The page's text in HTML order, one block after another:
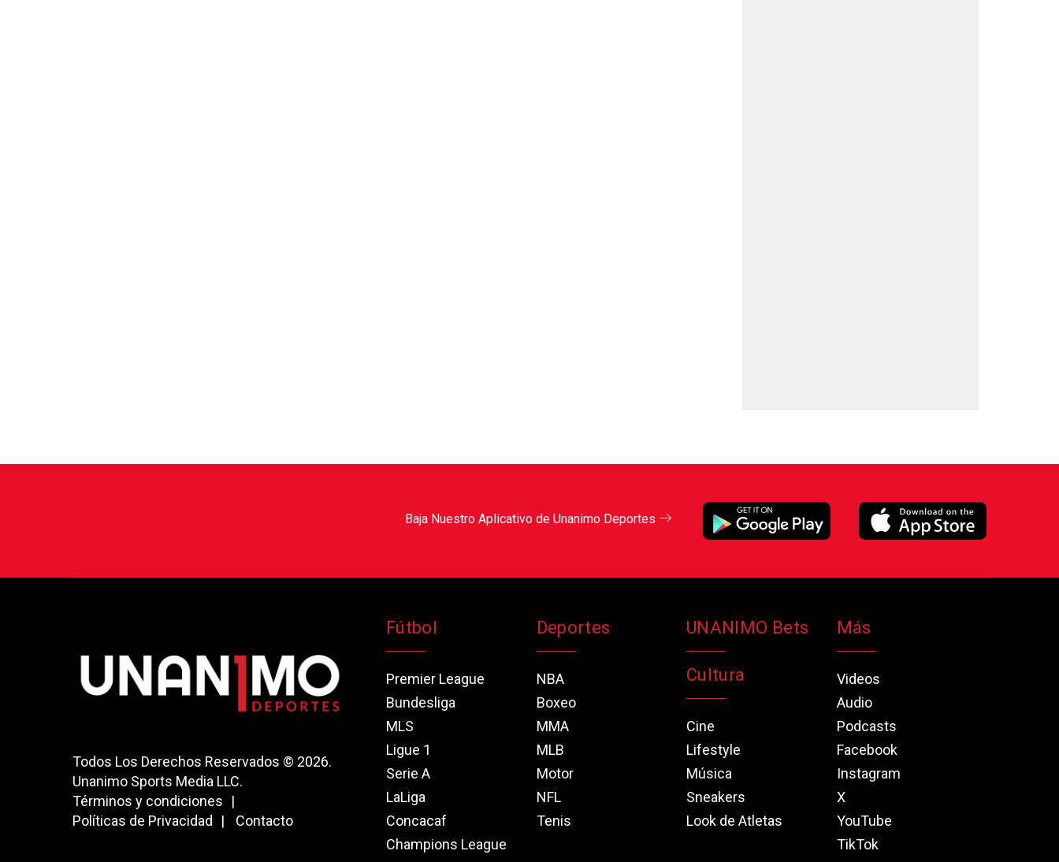
Baja Nuestro Aplicativo de Unanimo Deportes
Todos Los Derechos Reservados © 2026.
Unanimo Sports Media LLC.
Términos y condiciones
Políticas de Privacidad
Contacto
Fútbol
Premier League
Bundesliga
MLS
Ligue 1
Serie A
LaLiga
Concacaf
Champions League
Deportes
NBA
Boxeo
MMA
MLB
Motor
NFL
Tenis
UNANIMO Bets
Cultura
Cine
Lifestyle
Música
Sneakers
Look de Atletas
Más
Videos
Audio
Podcasts
Facebook
Instagram
X
YouTube
TikTok